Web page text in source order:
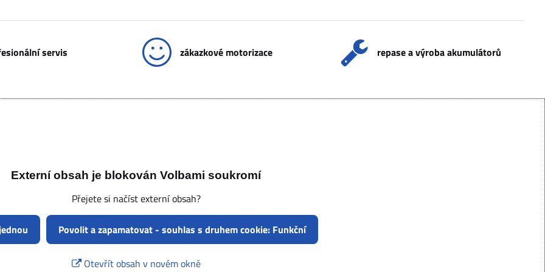
servis zákazkové motorizace repase a výroba akumulátorů
Externí obsah je blokován Volbami soukromí
Přejete si načíst externí obsah?
Povolit a zapamatovat - souhlas s druhem cookie: Funkční
Otevřít obsah v novém okně